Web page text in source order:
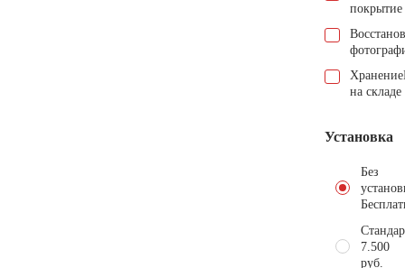
покрытие
Хранение
на складе
Установка
Без
7.500
руб.